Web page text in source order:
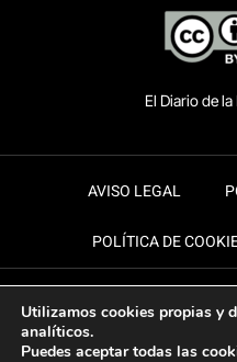
El Diario de
AVISO LEGAL
POLÍTICA DE
Utilizamos cookies propias y
analíticos.
Puedes aceptar todas las